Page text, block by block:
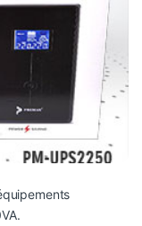
– Capacité élevée
(AVR) pour une